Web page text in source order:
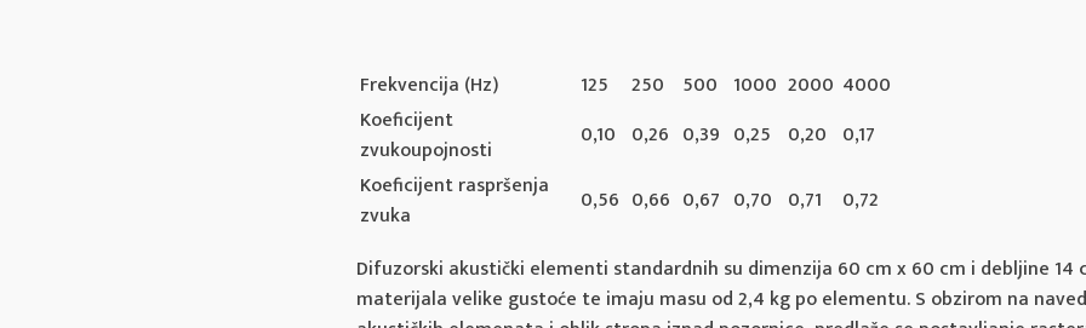
Frekvencija (Hz) 125 250 500 1000 2000 4000
Koeficijent
zvukoupojnosti
0,10 0,26 0,39 0,25 0,20 0,17
Koeficijent raspršenja
zvuka
0,56 0,66 0,67 0,70 0,71 0,72
Difuzorski akustički elementi standardnih su dimenzija 60 cm x 60 cm i debljine 14
materijala velike gustoće te imaju masu od 2,4 kg po elementu. S obzirom na